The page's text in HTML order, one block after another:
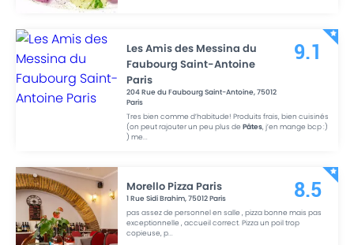
Les Amis des Messina du
Faubourg Saint-Antoine
Paris
204 Rue du Faubourg Saint-Antoine,75012
Paris
Tres bien comme d’habitude! Produits frais, bien cuisinés
(on peut rajouter un peu plus dePâtes, j’en mange bcp :)
) me...
9.1
Morello Pizza Paris
1 Rue Sidi Brahim,75012Paris
pas assez de personnel en salle , pizza bonne mais pas
exceptionnelle , accueil correct. Pizza un poil trop
copieuse, p...
8.5